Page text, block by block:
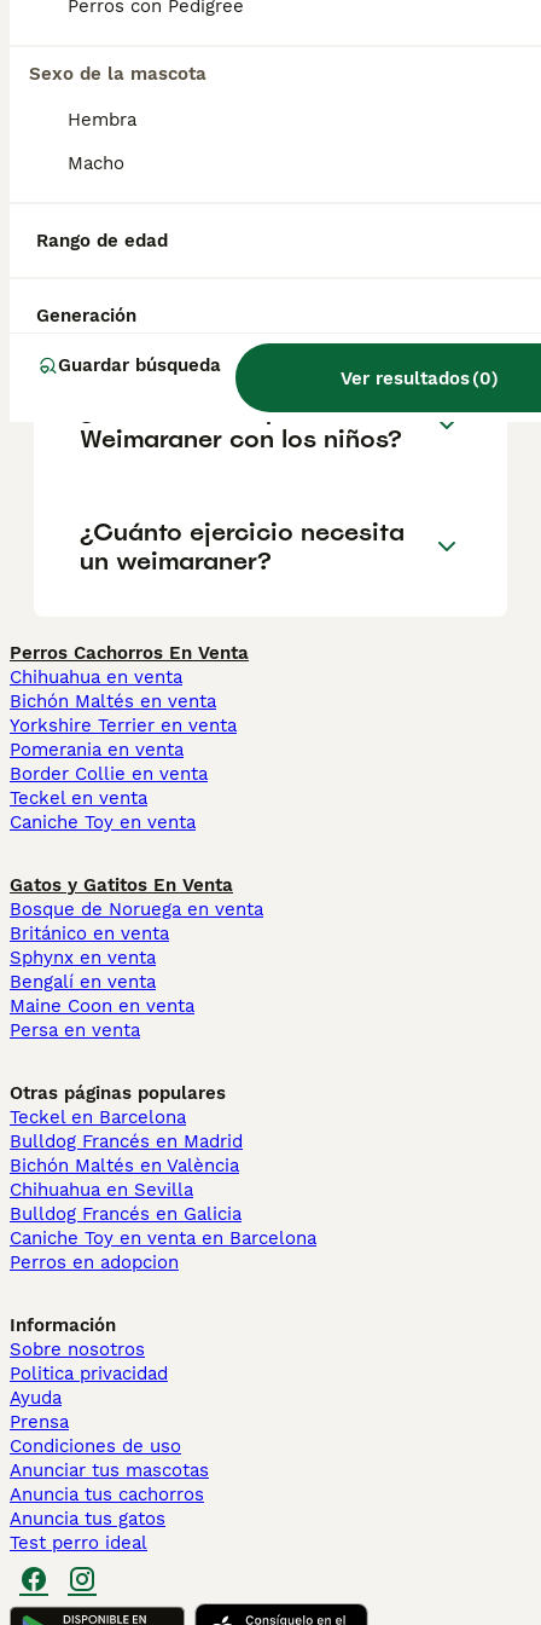
Perros con Pedigree
Sexo de la mascota
Hembra
Macho
Rango de edad
Generación
Guardar búsqueda
Ver resultados(0)
¿Es un Weimaraner un buen
perro de casa?
Weimaraner?
¿Cómo son los perros
Weimaraner con los niños?
¿Cuánto ejercicio necesita
un weimaraner?
Perros Cachorros En Venta
Chihuahua en venta
Bichón Maltés en venta
Yorkshire Terrier en venta
Pomerania en venta
Border Collie en venta
Teckel en venta
Caniche Toy en venta
Gatos y Gatitos En Venta
Bosque de Noruega en venta
Británico en venta
Sphynx en venta
Bengalí en venta
Maine Coon en venta
Persa en venta
Otras páginas populares
Teckel en Barcelona
Bulldog Francés en Madrid
Bichón Maltés en València
Chihuahua en Sevilla
Bulldog Francés en Galicia
Caniche Toy en venta en Barcelona
Perros en adopcion
Información
Sobre nosotros
Politica privacidad
Ayuda
Prensa
Condiciones de uso
Anunciar tus mascotas
Anuncia tus cachorros
Anuncia tus gatos
Test perro ideal